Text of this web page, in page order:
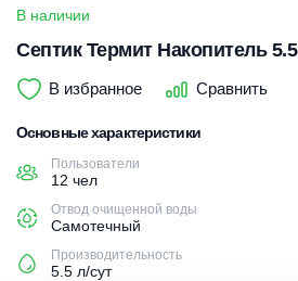
В наличии
Септик Термит Накопитель 5.5
В избранное Сравнить
Основные характеристики
Пользователи
12 чел
Отвод очищенной воды
Самотечный
Производительность
5.5 л/сут